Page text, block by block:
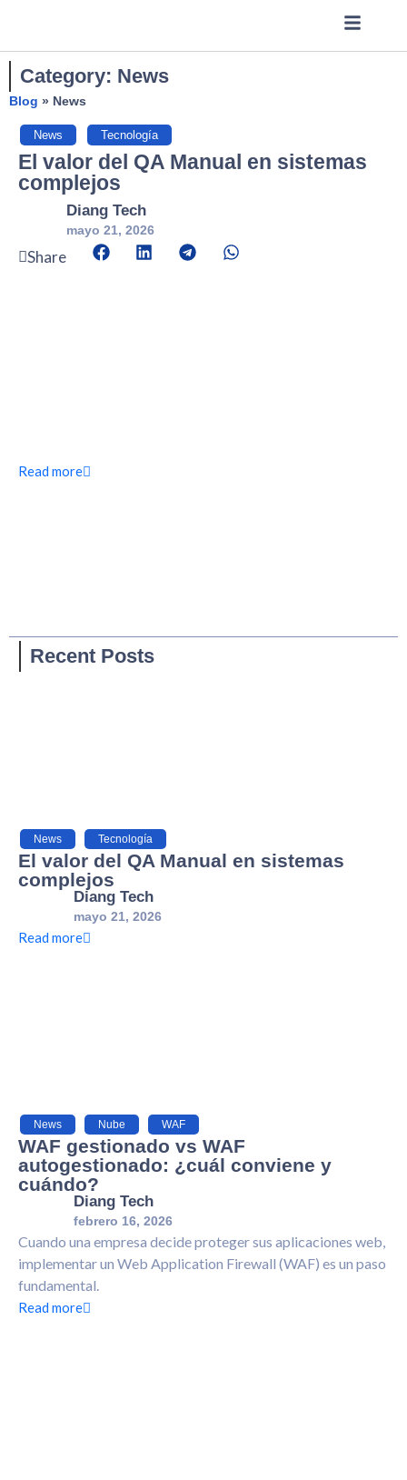
Category: News
Blog » News
News Tecnología
El valor del QA Manual en sistemas
complejos
Diang Tech
mayo 21, 2026
Share
Read more
Recent Posts
News Tecnología
El valor del QA Manual en sistemas
complejos
Diang Tech
mayo 21, 2026
Read more
News Nube WAF
WAF gestionado vs WAF
autogestionado: ¿cuál conviene y
cuándo?
Diang Tech
febrero 16, 2026
Cuando una empresa decide proteger sus aplicaciones web,
implementar un Web Application Firewall (WAF) es un paso
fundamental.
Read more